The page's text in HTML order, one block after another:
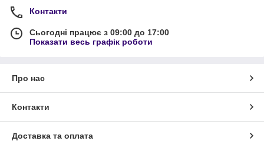
Контакти
Сьогодні працює з 09:00 до 17:00
Показати весь графік роботи
Про нас
Контакти
Доставка та оплата